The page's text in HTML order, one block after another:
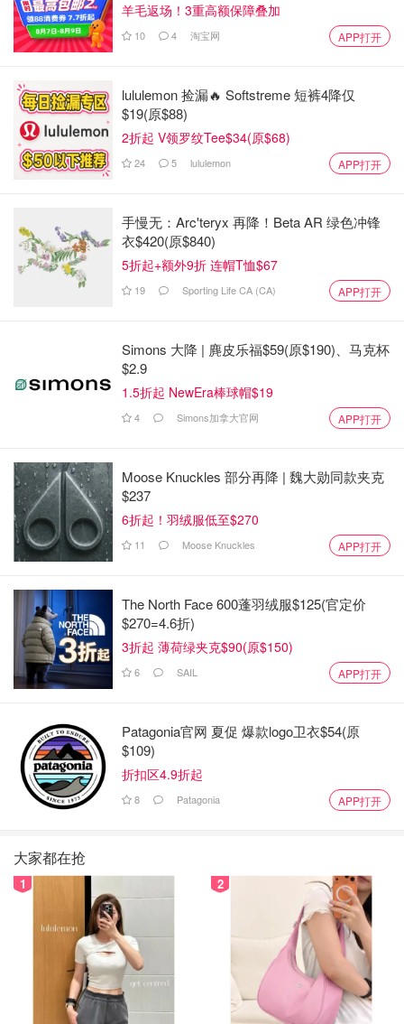
羊毛返场！3重高额保障叠加
10 4 淘宝网 APP打开
lululemon 捡漏🔥 Softstreme 短裤4降仅
$19(原$88)
2折起 V领罗纹Tee$34(原$68)
24 5 lululemon APP打开
手慢无：Arc'teryx 再降！Beta AR 绿色冲锋
衣$420(原$840)
5折起+额外9折 连帽T恤$67
19 Sporting Life CA (CA) APP打开
Simons 大降 | 麂皮乐福$59(原$190)、马克杯
$2.9
1.5折起 NewEra棒球帽$19
4 Simons加拿大官网 APP打开
Moose Knuckles 部分再降 | 魏大勋同款夹克
$237
6折起！羽绒服低至$270
11 Moose Knuckles APP打开
The North Face 600蓬羽绒服$125(官定价
$270=4.6折)
3折起 薄荷绿夹克$90(原$150)
6 SAIL APP打开
Patagonia官网 夏促 爆款logo卫衣$54(原
$109)
折扣区4.9折起
8 Patagonia APP打开
大家都在抢
1 2